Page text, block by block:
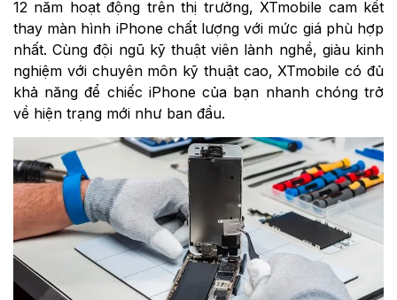
12 năm hoạt động trên thị trường, XTmobile cam kết
thay màn hình iPhone chất lượng với mức giá phù hợp
nhất. Cùng đội ngũ kỹ thuật viên lành nghề, giàu kinh
nghiệm với chuyên môn kỹ thuật cao, XTmobile có đủ
khả năng để chiếc iPhone của bạn nhanh chóng trở
về hiện trạng mới như ban đầu.